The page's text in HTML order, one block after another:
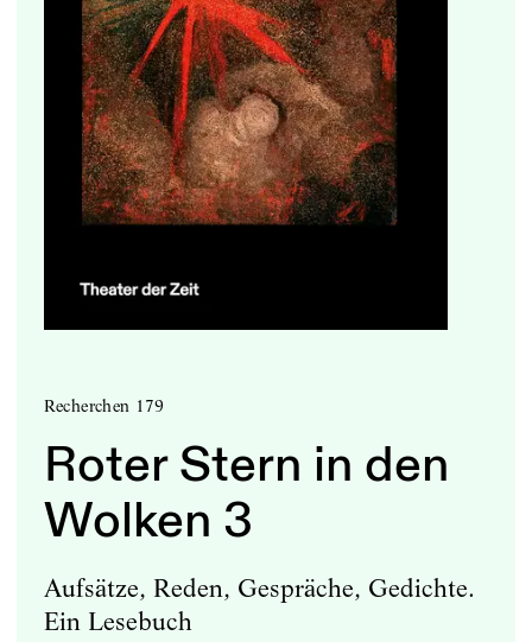
Recherchen 179
Roter Stern in den
Wolken 3
Aufsätze, Reden, Gespräche, Gedichte.
Ein Lesebuch